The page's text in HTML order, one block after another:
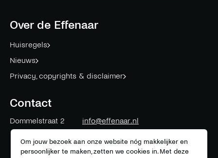
Over de Effenaar
Huisregels
Nieuws
Privacy, copyrights & disclaimer
Contact
Dommelstraat 2
5611 CK
info@effenaar.nl
Om jouw bezoek aan onze website nóg makkelijker en
persoonlijker te maken, zetten we cookies in. Met deze